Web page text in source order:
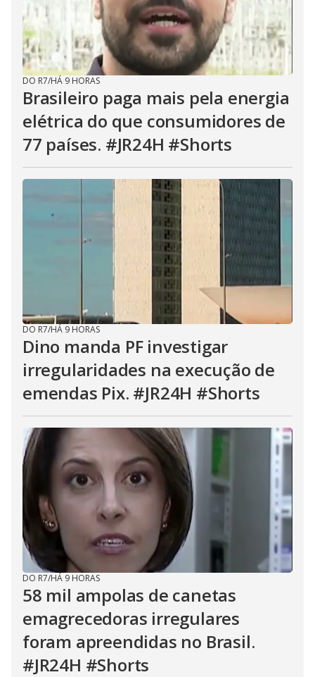
DO R7/HÁ 9 HORAS
Brasileiro paga mais pela energia
elétrica do que consumidores de
77 países. #JR24H #Shorts
DO R7/HÁ 9 HORAS
Dino manda PF investigar
irregularidades na execução de
emendas Pix. #JR24H #Shorts
DO R7/HÁ 9 HORAS
58 mil ampolas de canetas
emagrecedoras irregulares
foram apreendidas no Brasil.
#JR24H #Shorts